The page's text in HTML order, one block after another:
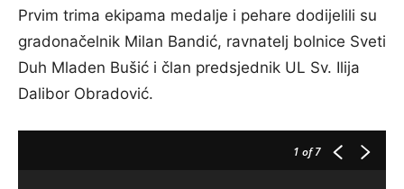
Prvim trima ekipama medalje i pehare dodijelili su
gradonačelnik Milan Bandić, ravnatelj bolnice Sveti
Duh Mladen Bušić i član predsjednik UL Sv. Ilija
Dalibor Obradović.
1 of 7